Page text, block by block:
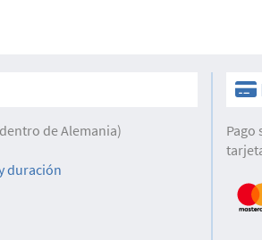
de Alemania)
duración
Pago